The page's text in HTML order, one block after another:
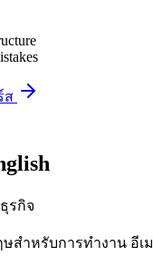
ส
รกิจ
สำหรับการทำงาน อีเ